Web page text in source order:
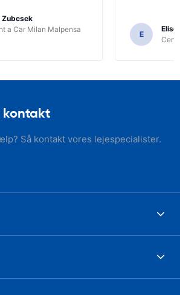
Zubcsek
a Car Milan Malpensa
E
Så kontakt vores lejespecialister.